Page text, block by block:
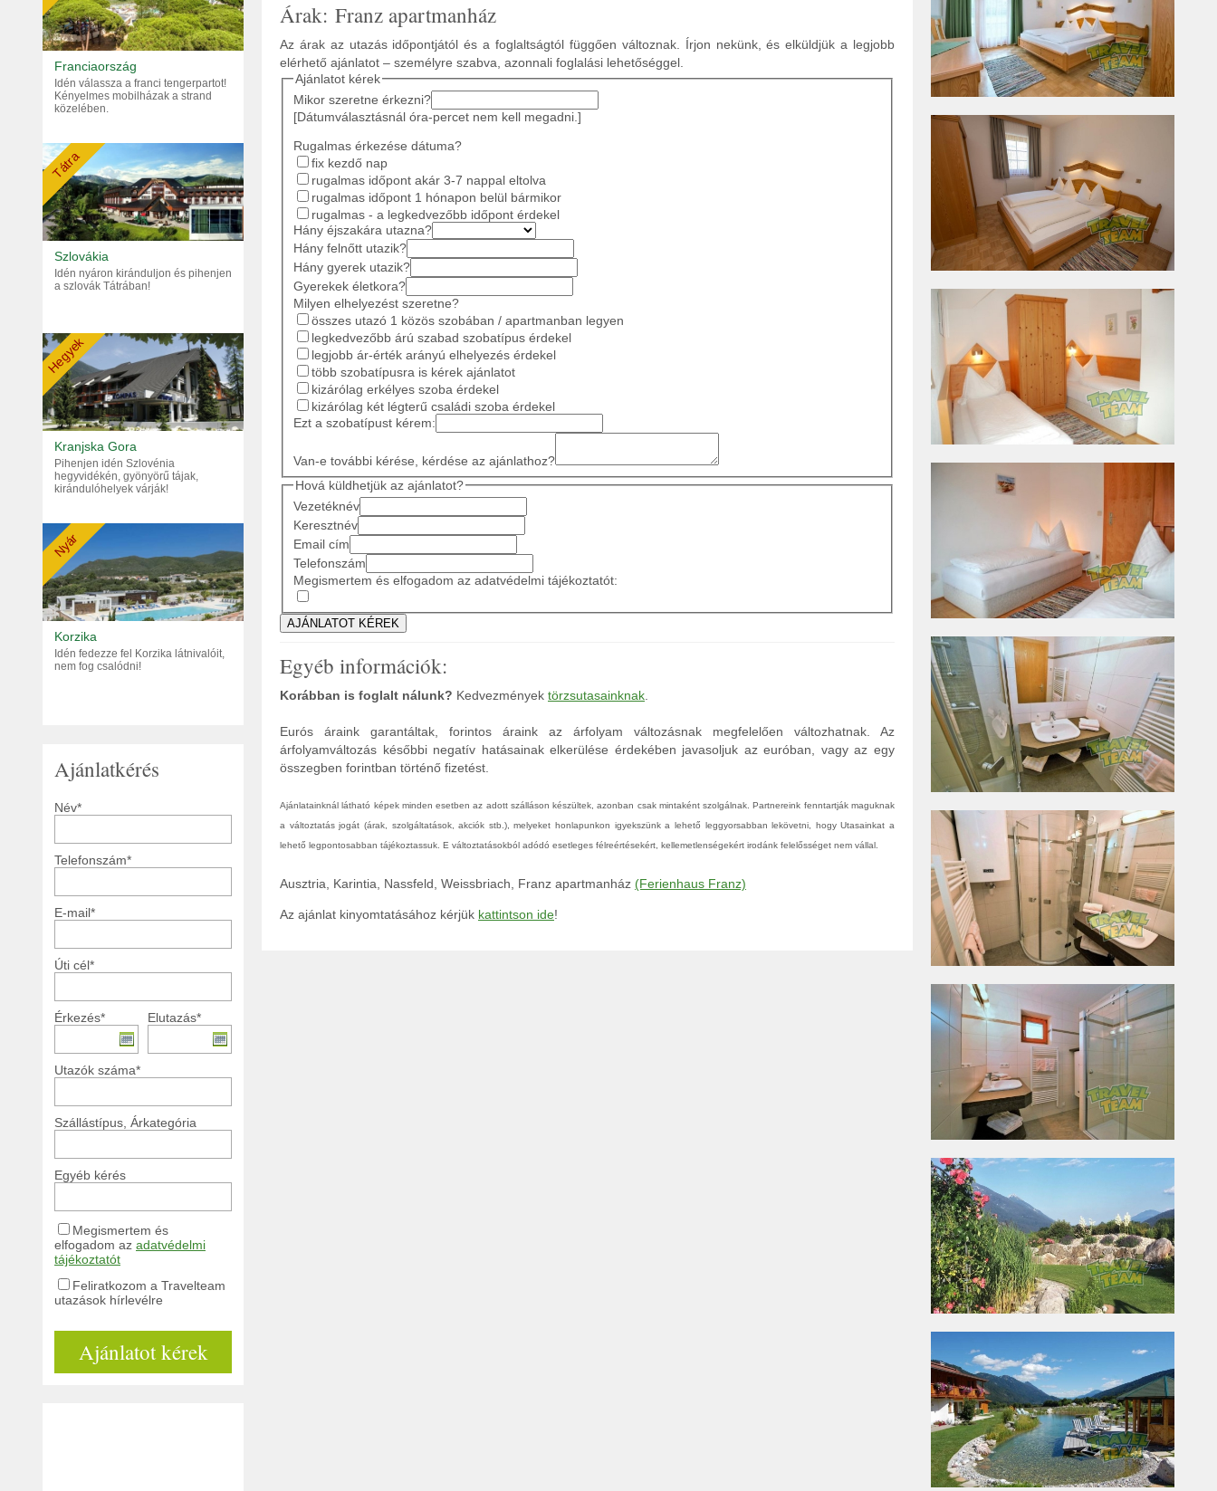
Franciaország
Idén válassza a franci tengerpartot!
Kényelmes mobilházak a strand
közelében.
Tátra
Szlovákia
Idén nyáron kiránduljon és pihenjen
a szlovák Tátrában!
Hegyek
Kranjska Gora
Pihenjen idén Szlovénia
hegyvidékén, gyönyörű tájak,
kirándulóhelyek várják!
Nyár
Korzika
Idén fedezze fel Korzika látnivalóit,
nem fog csalódni!
Ajánlatkérés
Név*
Telefonszám*
E-mail*
Úti cél*
Érkezés* Elutazás*
Utazók száma*
Szállástípus, Árkategória
Egyéb kérés
Megismertem és
elfogadom az adatvédelmi
tájékoztatót
Feliratkozom a Travelteam
utazások hírlevélre
Ajánlatot kérek
Árak: Franz apartmanház
Az árak az utazás időpontjától és a foglaltságtól függően változnak. Írjon nekünk, és elküldjük a legjobb
elérhető ajánlatot – személyre szabva, azonnali foglalási lehetőséggel.
Ajánlatot kérek
Mikor szeretne érkezni?
[Dátumválasztásnál óra-percet nem kell megadni.]
Rugalmas érkezése dátuma?
fix kezdő nap
rugalmas időpont akár 3-7 nappal eltolva
rugalmas időpont 1 hónapon belül bármikor
rugalmas - a legkedvezőbb időpont érdekel
Hány éjszakára utazna?
Hány felnőtt utazik?
Hány gyerek utazik?
Gyerekek életkora?
Milyen elhelyezést szeretne?
összes utazó 1 közös szobában / apartmanban legyen
legkedvezőbb árú szabad szobatípus érdekel
legjobb ár-érték arányú elhelyezés érdekel
több szobatípusra is kérek ajánlatot
kizárólag erkélyes szoba érdekel
kizárólag két légterű családi szoba érdekel
Ezt a szobatípust kérem:
Van-e további kérése, kérdése az ajánlathoz?
Hová küldhetjük az ajánlatot?
Vezetéknév
Keresztnév
Email cím
Telefonszám
Megismertem és elfogadom az adatvédelmi tájékoztatót:
Egyéb információk:
Korábban is foglalt nálunk? Kedvezmények törzsutasainknak.
Eurós áraink garantáltak, forintos áraink az árfolyam változásnak megfelelően változhatnak. Az
árfolyamváltozás későbbi negatív hatásainak elkerülése érdekében javasoljuk az euróban, vagy az egy
összegben forintban történő fizetést.
Ajánlatainknál látható képek minden esetben az adott szálláson készültek, azonban csak mintaként szolgálnak. Partnereink fenntartják maguknak
a változtatás jogát (árak, szolgáltatások, akciók stb.), melyeket honlapunkon igyekszünk a lehető leggyorsabban lekövetni, hogy Utasainkat a
lehető legpontosabban tájékoztassuk. E változtatásokból adódó esetleges félreértésekért, kellemetlenségekért irodánk felelősséget nem vállal.
Ausztria, Karintia, Nassfeld, Weissbriach, Franz apartmanház (Ferienhaus Franz)
Az ajánlat kinyomtatásához kérjük kattintson ide!